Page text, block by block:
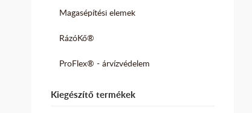
Magasépítési elemek
RázóKő®
ProFlex® - árvízvédelem
Kiegészítő termékek